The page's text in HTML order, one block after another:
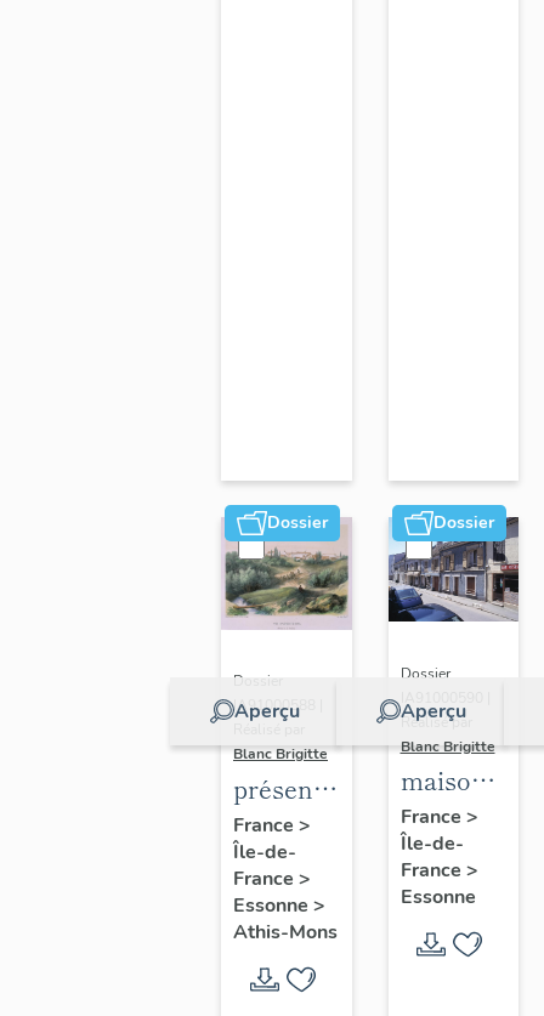
Dossier
Aperçu
Dossier
IA91000588 |
Blanc Brigitte
présentation
de la
commune
d'Athis-
Mons
France >
Île-de-
France >
Essonne >
Athis-Mons
Dossier
Aperçu
Dossier
Réalisé par
Blanc Brigitte
maisons,
immeubles
France >
Île-de-
France >
Essonne